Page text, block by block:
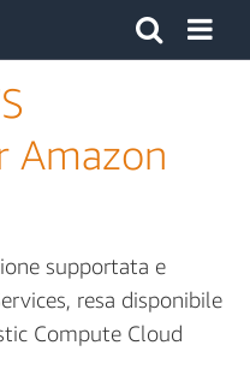
home page di Amazon Web
Amazon
supportata e
resa disponibile
Compute Cloud